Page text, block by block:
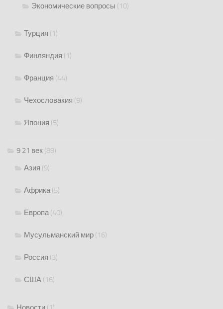
Экономические вопросы (10)
Турция (1)
Финляндия (1)
Франция (44)
Чехословакия (9)
Япония (5)
9 21 век (89)
Азия (9)
Африка(5)
Европа(40)
Мусульманский мир (16)
Россия (3)
США (16)